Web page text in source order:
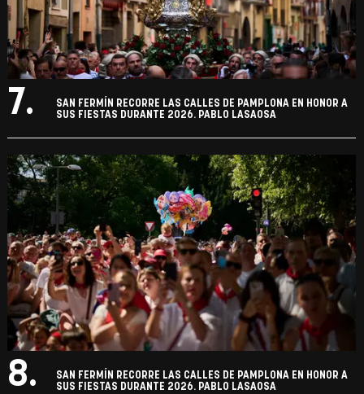
7.
SAN FERMÍN RECORRE LAS CALLES DE PAMPLONA EN HONOR A
SUS FIESTAS DURANTE 2026. PABLO LASAOSA
8.
SAN FERMÍN RECORRE LAS CALLES DE PAMPLONA EN HONOR A
SUS FIESTAS DURANTE 2026. PABLO LASAOSA